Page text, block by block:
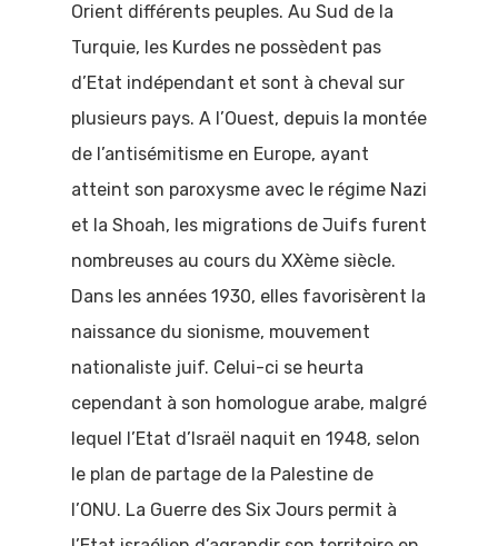
Orient différents peuples. Au Sud de la
Turquie, les Kurdes ne possèdent pas
d’Etat indépendant et sont à cheval sur
plusieurs pays. A l’Ouest, depuis la montée
de l’antisémitisme en Europe, ayant
atteint son paroxysme avec le régime Nazi
et la Shoah, les migrations de Juifs furent
nombreuses au cours du XXème siècle.
Dans les années 1930, elles favorisèrent la
naissance du sionisme, mouvement
nationaliste juif. Celui-ci se heurta
cependant à son homologue arabe, malgré
lequel l’Etat d’Israël naquit en 1948, selon
le plan de partage de la Palestine de
l’ONU. La Guerre des Six Jours permit à